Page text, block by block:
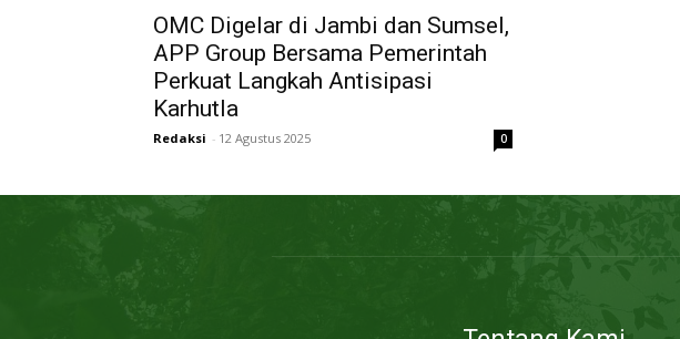
OMC Digelar di Jambi dan Sumsel,
APP Group Bersama Pemerintah
Perkuat Langkah Antisipasi
Karhutla
Redaksi - 12 Agustus 2025 0